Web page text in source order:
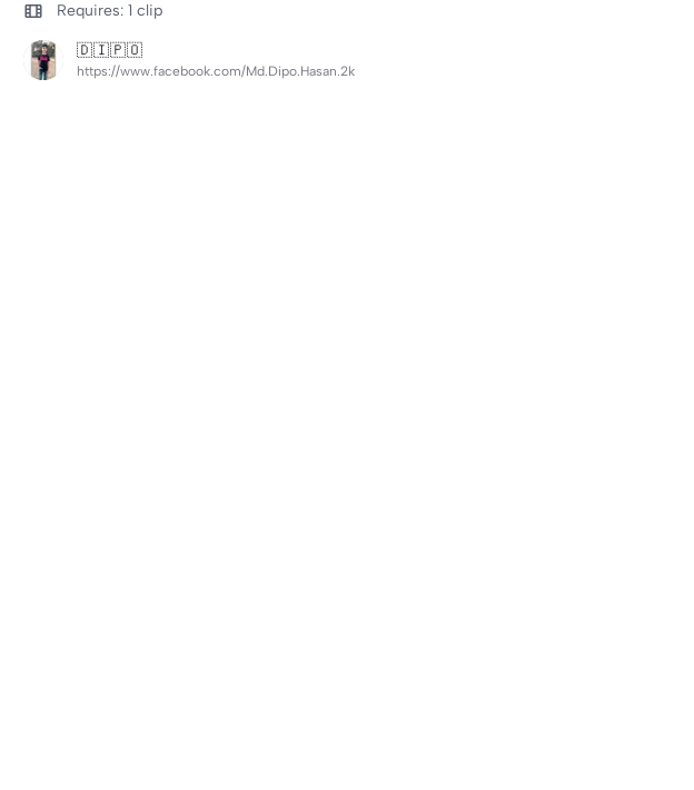
Requires: 1 clip
🇩 🇮 🇵 🇴
https://www.facebook.com/Md.Dipo.Hasan.2k